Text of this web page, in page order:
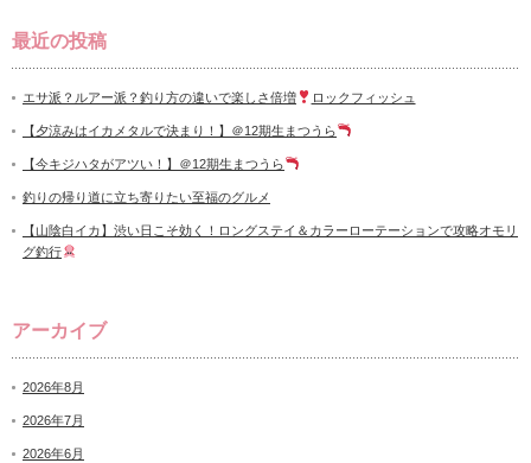
最近の投稿
エサ派？ルアー派？釣り方の違いで楽しさ倍増 ロックフィッシュ
【夕涼みはイカメタルで決まり！】＠12期生まつうら
【今キジハタがアツい！】＠12期生まつうら
釣りの帰り道に立ち寄りたい至福のグルメ
【山陰白イカ】渋い日こそ効く！ロングステイ＆カラーローテーションで攻略オモリ
グ釣行
アーカイブ
2026年8月
2026年7月
2026年6月